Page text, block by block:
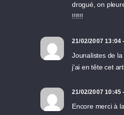
drogué, on
!!!!!!
21/02/2007 13:04
Jounalistes de
j'ai en tête cet
21/02/2007 10:45
Encore merci à